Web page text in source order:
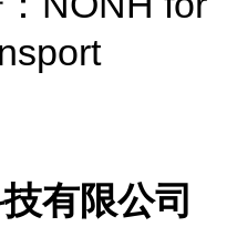
有限公司